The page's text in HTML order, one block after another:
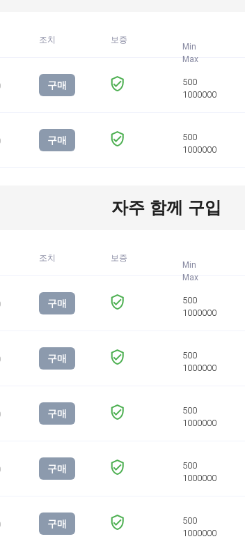
조치 보증
Min
Max
구매
500
1000000
구매
500
1000000
자주 함께 구입
조치 보증
Min
Max
구매
500
1000000
구매
500
1000000
구매
500
1000000
구매
500
1000000
구매
500
1000000